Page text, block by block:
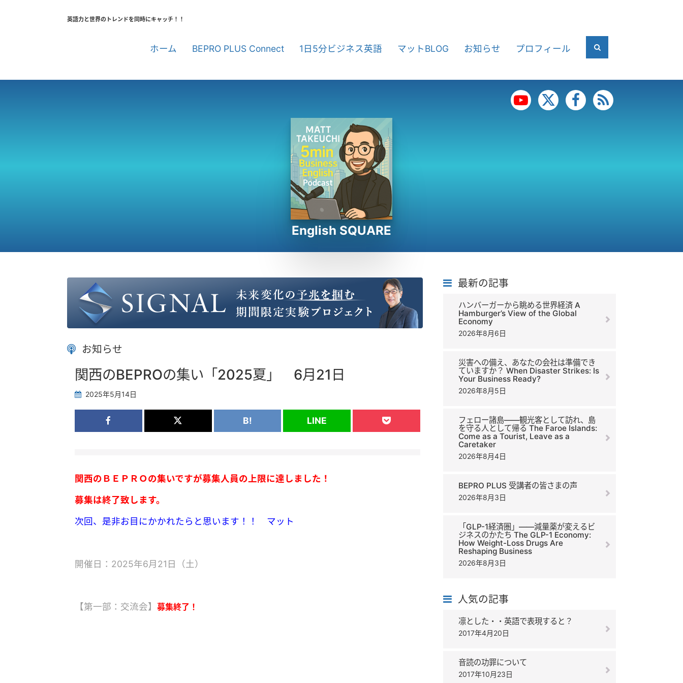
英語力と世界のトレンドを同時にキャッチ！！
ホーム BEPRO PLUS Connect 1日5分ビジネス英語 マットBLOG お知らせ プロフィール
English SQUARE
お知らせ
関西のBEPROの集い「2025夏」 6月21日
2025年5月14日
B! LINE
関西のＢＥＰＲＯの集いですが募集人員の上限に達しました！
募集は終了致します。
次回、是非お目にかかれたらと思います！！
マット
開催日：2025年6月21日（土）
【第一部：交流会】 募集終了！
最新の記事
ハンバーガーから眺める世界経済 A
Hamburger’s View of the Global
Economy
2026年8月6日
災害への備え、あなたの会社は準備でき
ていますか？ When Disaster Strikes: Is
Your Business Ready?
2026年8月5日
フェロー諸島――観光客として訪れ、島
を守る人として帰る The Faroe Islands:
Come as a Tourist, Leave as a
Caretaker
2026年8月4日
BEPRO PLUS 受講者の皆さまの声
2026年8月3日
「GLP-1経済圏」――減量薬が変えるビ
ジネスのかたち The GLP-1 Economy:
How Weight-Loss Drugs Are
Reshaping Business
2026年8月3日
人気の記事
凛とした・・英語で表現すると？
2017年4月20日
音読の功罪について
2017年10月23日